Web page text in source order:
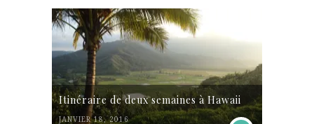
Itinéraire de deux semaines à Hawaii
JANVIER 18, 2016